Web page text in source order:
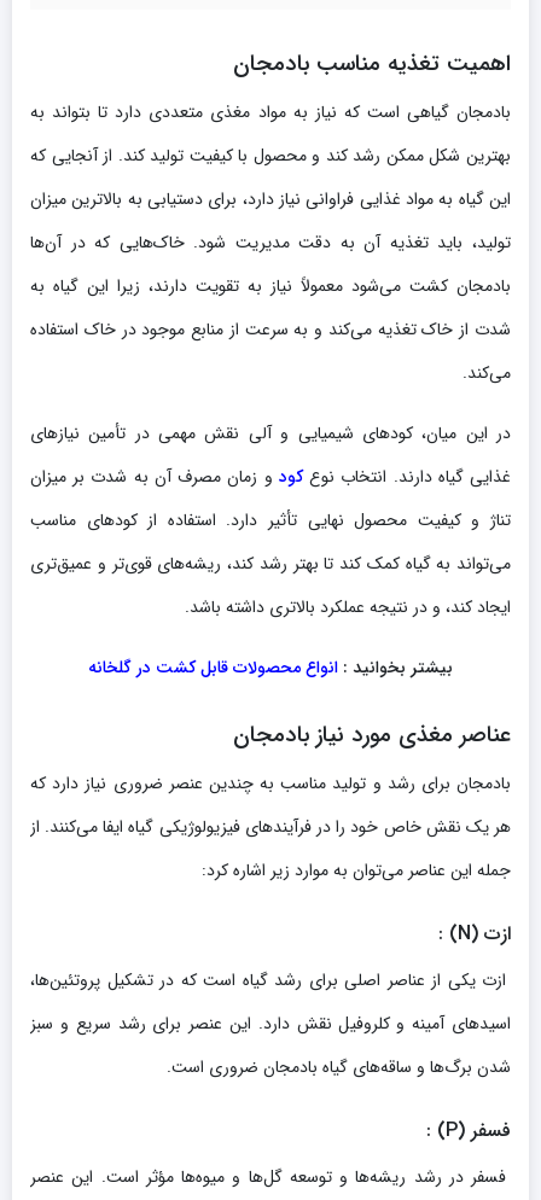
اهمیت تغذیه مناسب بادمجان
بادمجان گیاهی است که نیاز به مواد مغذی متعددی دارد تا بتواند به
بهترین شکل ممکن رشد کند و محصول با کیفیت تولید کند. از آنجایی که
این گیاه به مواد غذایی فراوانی نیاز دارد، برای دستیابی به بالاترین میزان
تولید، باید تغذیه آن به دقت مدیریت شود. خاک‌هایی که در آن‌ها
بادمجان کشت می‌شود معمولاً نیاز به تقویت دارند، زیرا این گیاه به
شدت از خاک تغذیه می‌کند و به سرعت از منابع موجود در خاک استفاده
می‌کند.
در این میان، کودهای شیمیایی و آلی نقش مهمی در تأمین نیازهای
غذایی گیاه دارند. انتخاب نوعکود و زمان مصرف آن به شدت بر میزان
تناژ و کیفیت محصول نهایی تأثیر دارد. استفاده از کودهای مناسب
می‌تواند به گیاه کمک کند تا بهتر رشد کند، ریشه‌های قوی‌تر و عمیق‌تری
ایجاد کند، و در نتیجه عملکرد بالاتری داشته باشد.
بیشتر بخوانید : انواع محصولات قابل کشت در گلخانه
عناصر مغذی مورد نیاز بادمجان
بادمجان برای رشد و تولید مناسب به چندین عنصر ضروری نیاز دارد که
هر یک نقش خاص خود را در فرآیندهای فیزیولوژیکی گیاه ایفا می‌کنند. از
جمله این عناصر می‌توان به موارد زیر اشاره کرد:
ازت (N)
:
ازت یکی از عناصر اصلی برای رشد گیاه است که در تشکیل پروتئین‌ها،
اسیدهای آمینه و کلروفیل نقش دارد. این عنصر برای رشد سریع و سبز
شدن برگ‌ها و ساقه‌های گیاه بادمجان ضروری است.
فسفر (P)
:
فسفر در رشد ریشه‌ها و توسعه گل‌ها و میوه‌ها مؤثر است. این عنصر